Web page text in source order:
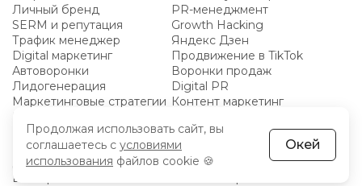
Личный бренд
PR-менеджмент
SERM и репутация
Growth Hacking
Трафик менеджер
Яндекс Дзен
Digital маркетинг
Продвижение в TikTok
Автоворонки
Воронки продаж
Лидогенерация
Digital PR
Маркетинговые стратегии Контент маркетинг
исследования
Реклама VK
Копирайтинг
Директор по маркетингу
Мессенджер-маркетинг
Блогерство
Продолжая использовать сайт, вы
соглашаетесь с условиями
использования файлов cookie 🍪
Окей